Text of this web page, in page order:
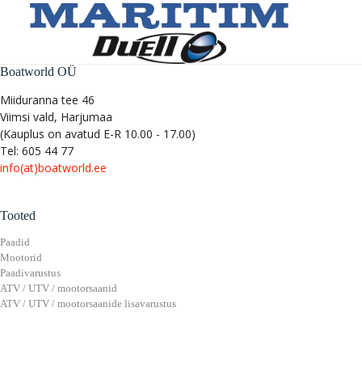
Boatworld OÜ
Miiduranna tee 46
Viimsi vald, Harjumaa
(Kauplus on avatud E-R 10.00 - 17.00)
Tel: 605 44 77
info(at)boatworld.ee
Tooted
Paadid
Mootorid
Paadivarustus
ATV / UTV / mootorsaanid
ATV / UTV / mootorsaanide lisavarustus